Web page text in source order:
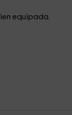
equipada.